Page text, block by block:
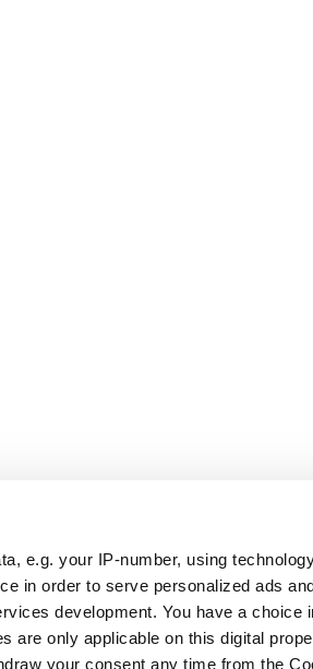
e.g. your IP-number, using
in order to serve personalized ads
development. You have a choice
are only applicable on this digital
your consent any time from the
Юридическая зона
Условия продажи
Файлы cookie